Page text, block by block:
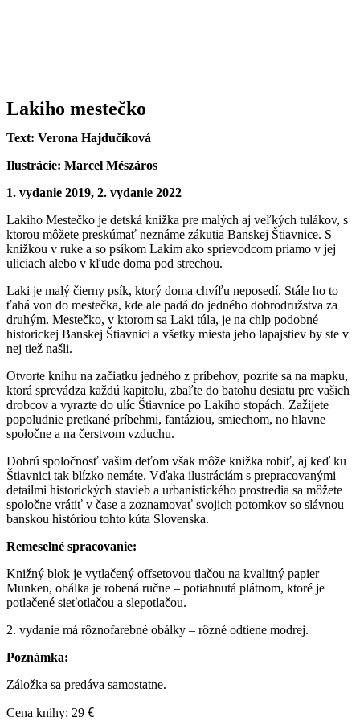
Lakiho mestečko
Text: Verona Hajdučíková
Ilustrácie: Marcel Mészáros
1. vydanie 2019, 2. vydanie 2022
Lakiho Mestečko je detská knižka pre malých aj veľkých tulákov, s
ktorou môžete preskúmať neznáme zákutia Banskej Štiavnice. S
knižkou v ruke a so psíkom Lakim ako sprievodcom priamo v jej
uliciach alebo v kľude doma pod strechou.
Laki je malý čierny psík, ktorý doma chvíľu neposedí. Stále ho to
ťahá von do mestečka, kde ale padá do jedného dobrodružstva za
druhým. Mestečko, v ktorom sa Laki túla, je na chlp podobné
historickej Banskej Štiavnici a všetky miesta jeho lapajstiev by ste v
nej tiež našli.
Otvorte knihu na začiatku jedného z príbehov, pozrite sa na mapku,
ktorá sprevádza každú kapitolu, zbaľte do batohu desiatu pre vašich
drobcov a vyrazte do ulíc Štiavnice po Lakiho stopách. Zažijete
popoludnie pretkané príbehmi, fantáziou, smiechom, no hlavne
spoločne a na čerstvom vzduchu.
Dobrú spoločnosť vašim deťom však môže knižka robiť, aj keď ku
Štiavnici tak blízko nemáte. Vďaka ilustráciám s prepracovanými
detailmi historických stavieb a urbanistického prostredia sa môžete
spoločne vrátiť v čase a zoznamovať svojich potomkov so slávnou
banskou históriou tohto kúta Slovenska.
Remeselné spracovanie:
Knižný blok je vytlačený offsetovou tlačou na kvalitný papier
Munken, obálka je robená ručne – potiahnutá plátnom, ktoré je
potlačené sieťotlačou a slepotlačou.
2. vydanie má rôznofarebné obálky – rôzné odtiene modrej.
Poznámka:
Záložka sa predáva samostatne.
Cena knihy: 29 €